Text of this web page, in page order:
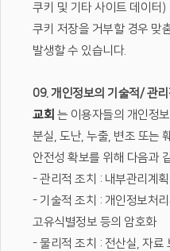
쿠키 및 기타 사이트 데이터)
쿠키 저장을 거부할 경우 맞
발생할 수 있습니다.
09. 개인정보의 기술적/ 관리
교회 는 이용자들의 개인정
분실, 도난, 누출, 변조 또는
안전성 확보를 위해 다음과
- 관리적 조치 : 내부관리계
- 기술적 조치 : 개인정보처
고유식별정보 등의 암호화
- 물리적 조치 : 전산실, 자료